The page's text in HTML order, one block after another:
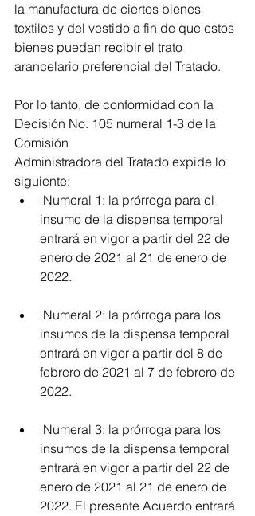
la manufactura de ciertos bienes
textiles y del vestido a fin de que estos
bienes puedan recibir el trato
arancelario preferencial del Tratado.
Por lo tanto, de conformidad con la
Decisión No. 105 numeral 1-3 de la
Comisión
Administradora del Tratado expide lo
siguiente:
insumo de la dispensa temporal
entrará en vigor a partir del 22 de
enero de 2021 al 21 de enero de
2022.
insumos de la dispensa temporal
entrará en vigor a partir del 8 de
febrero de 2021 al 7 de febrero de
2022.
insumos de la dispensa temporal
entrará en vigor a partir del 22 de
enero de 2021 al 21 de enero de
2022. El presente Acuerdo entrará